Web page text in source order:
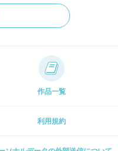
作品一覧
利用規約